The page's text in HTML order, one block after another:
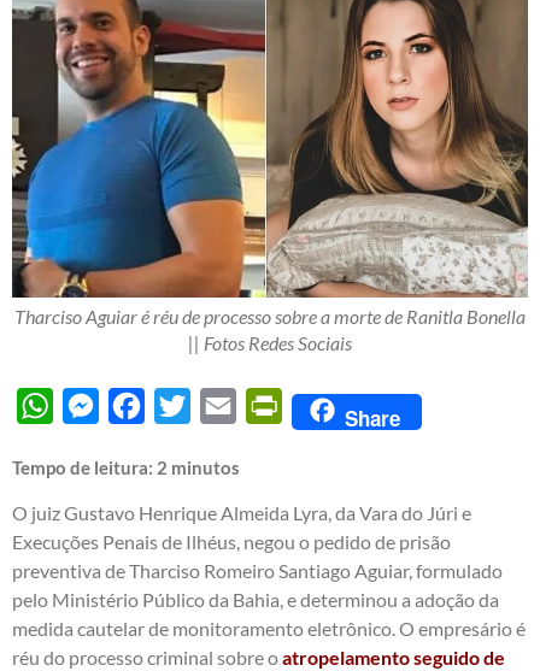
Tharciso Aguiar é réu de processo sobre a morte de Ranitla Bonella
|| Fotos Redes Sociais
WhatsAppMessengerFacebook
Twitter Email PrintFriendly
Share
Tempo de leitura: 2 minutos
O juiz Gustavo Henrique Almeida Lyra, da Vara do Júri e
Execuções Penais de Ilhéus, negou o pedido de prisão
preventiva de Tharciso Romeiro Santiago Aguiar, formulado
pelo Ministério Público da Bahia, e determinou a adoção da
medida cautelar de monitoramento eletrônico. O empresário é
réu do processo criminal sobre oatropelamento seguido de